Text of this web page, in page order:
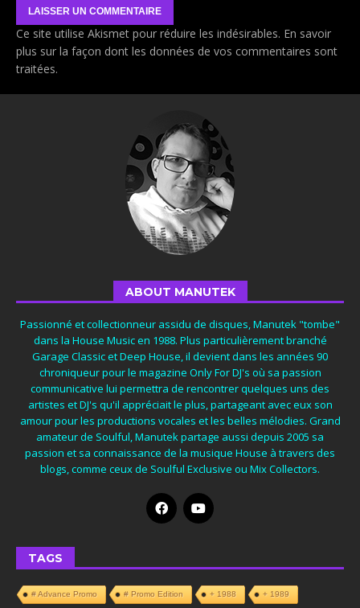
Ce site utilise Akismet pour réduire les indésirables. En savoir
plus sur la façon dont les données de vos commentaires sont
traitées.
ABOUT MANUTEK
Passionné et collectionneur assidu de disques, Manutek "tombe"
dans la House Music en 1988. Plus particulièrement branché
Garage Classic et Deep House, il devient dans les années 90
chroniqueur pour le magazine Only For DJ's où sa passion
communicative lui permettra de rencontrer quelques uns des
artistes et DJ's qu'il appréciait le plus, partageant avec eux son
amour pour les productions vocales et les belles mélodies. Grand
amateur de Soulful, Manutek partage aussi depuis 2005 sa
passion et sa connaissance de la musique House à travers des
blogs, comme ceux de Soulful Exclusive ou Mix Collectors.
TAGS
# Advance Promo # Promo Edition + 1988 + 1989